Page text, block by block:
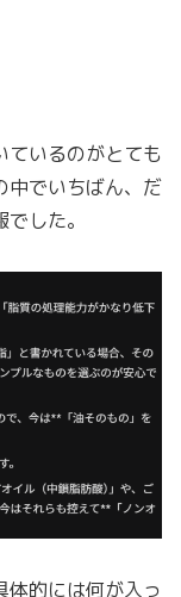
ているのがとても
中でいちばん、だ
した。
的には何が入っ